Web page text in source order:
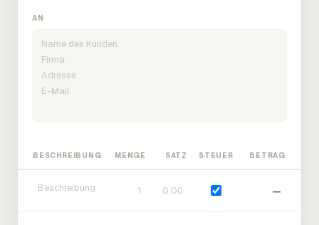
AN
BESCHREIBUNG MENGE SATZ STEUER BETRAG
—